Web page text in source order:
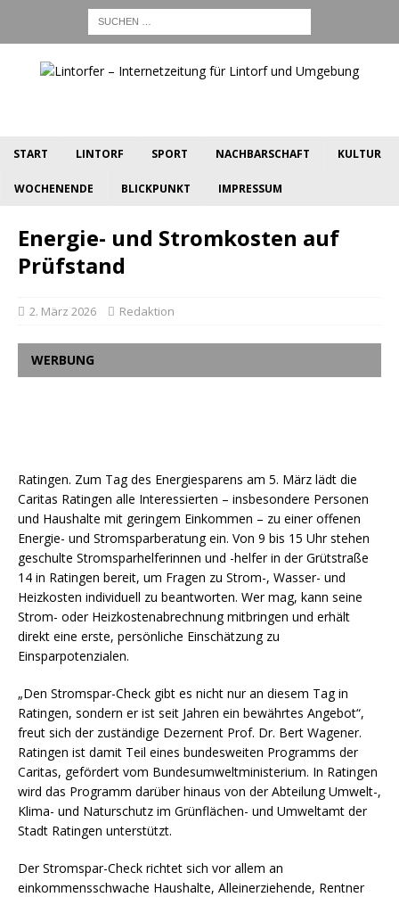
START LINTORF SPORT NACHBARSCHAFT KULTUR
WOCHENENDE BLICKPUNKT IMPRESSUM
Energie- und Stromkosten auf
Prüfstand
2. März 2026 Redaktion
WERBUNG
Ratingen. Zum Tag des Energiesparens am 5. März lädt die
Caritas Ratingen alle Interessierten – insbesondere Personen
und Haushalte mit geringem Einkommen – zu einer offenen
Energie- und Stromsparberatung ein. Von 9 bis 15 Uhr stehen
geschulte Stromsparhelferinnen und -helfer in der Grütstraße
14 in Ratingen bereit, um Fragen zu Strom-, Wasser- und
Heizkosten individuell zu beantworten. Wer mag, kann seine
Strom- oder Heizkostenabrechnung mitbringen und erhält
direkt eine erste, persönliche Einschätzung zu
Einsparpotenzialen.
„Den Stromspar-Check gibt es nicht nur an diesem Tag in
Ratingen, sondern er ist seit Jahren ein bewährtes Angebot“,
freut sich der zuständige Dezernent Prof. Dr. Bert Wagener.
Ratingen ist damit Teil eines bundesweiten Programms der
Caritas, gefördert vom Bundesumweltministerium. In Ratingen
wird das Programm darüber hinaus von der Abteilung Umwelt-,
Klima- und Naturschutz im Grünflächen- und Umweltamt der
Stadt Ratingen unterstützt.
Der Stromspar-Check richtet sich vor allem an
einkommensschwache Haushalte, Alleinerziehende, Rentner